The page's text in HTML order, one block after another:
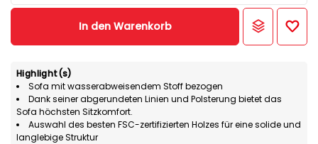
In den Warenkorb
Highlight(s)
Sofa mit wasserabweisendem Stoff bezogen
Dank seiner abgerundeten Linien und Polsterung bietet das
Sofa höchsten Sitzkomfort.
Auswahl des besten FSC-zertifizierten Holzes für eine solide und
langlebige Struktur